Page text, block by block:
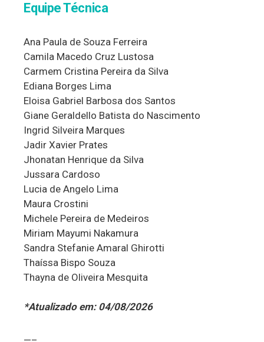
Equipe Técnica
Ana Paula de Souza Ferreira
Camila Macedo Cruz Lustosa
Carmem Cristina Pereira da Silva
Ediana Borges Lima
Eloisa Gabriel Barbosa dos Santos
Giane Geraldello Batista do Nascimento
Ingrid Silveira Marques
Jadir Xavier Prates
Jhonatan Henrique da Silva
Jussara Cardoso
Lucia de Angelo Lima
Maura Crostini
Michele Pereira de Medeiros
Miriam Mayumi Nakamura
Sandra Stefanie Amaral Ghirotti
Thaíssa Bispo Souza
Thayna de Oliveira Mesquita
*Atualizado em: 04/08/2026